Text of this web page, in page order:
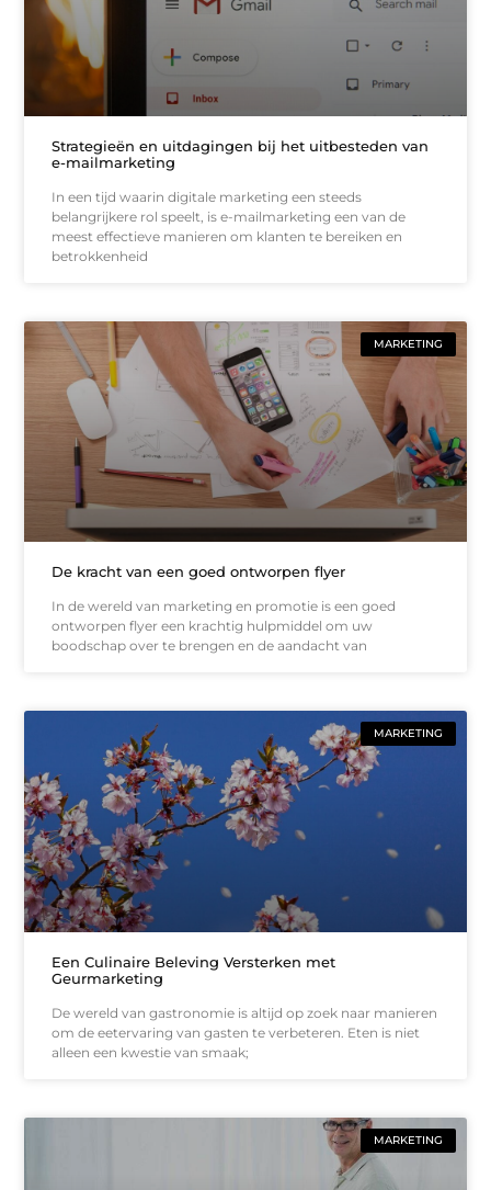
Strategieën en uitdagingen bij het uitbesteden van
e-mailmarketing
In een tijd waarin digitale marketing een steeds
belangrijkere rol speelt, is e-mailmarketing een van de
meest effectieve manieren om klanten te bereiken en
betrokkenheid
MARKETING
De kracht van een goed ontworpen flyer
In de wereld van marketing en promotie is een goed
ontworpen flyer een krachtig hulpmiddel om uw
boodschap over te brengen en de aandacht van
MARKETING
Een Culinaire Beleving Versterken met
Geurmarketing
De wereld van gastronomie is altijd op zoek naar manieren
om de eetervaring van gasten te verbeteren. Eten is niet
alleen een kwestie van smaak;
MARKETING